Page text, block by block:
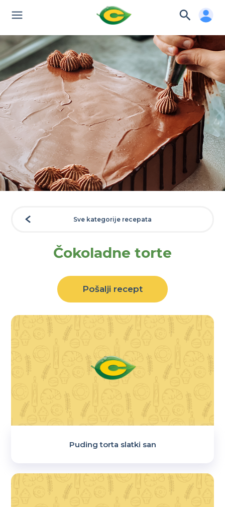
Sve kategorije recepata
Čokoladne torte
Pošalji recept
Puding torta slatki san